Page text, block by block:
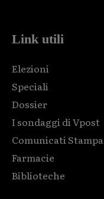
Link utili
Elezioni
Speciali
Dossier
I sondaggi di Vpost
Comunicati Stampa
Farmacie
Biblioteche